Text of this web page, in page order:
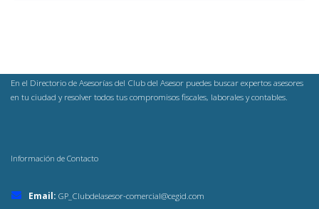
En el Directorio de Asesorías del Club del Asesor puedes buscar expertos asesores
en tu ciudad y resolver todos tus compromisos fiscales, laborales y contables.
Información de Contacto
Email: GP_Clubdelasesor-comercial@cegid.com